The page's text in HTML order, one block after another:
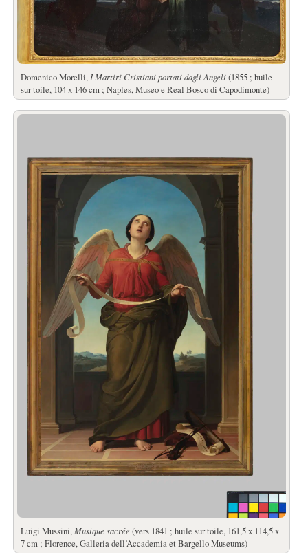
Domenico Morelli, I Martiri Cristiani portati dagli Angeli(1855 ; huile
sur toile, 104 x 146 cm ; Naples, Museo e Real Bosco di Capodimonte)
Luigi Mussini,Musique sacrée (vers 1841 ; huile sur toile, 161,5 x 114,5 x
7 cm ; Florence, Galleria dell’Accademia et Bargello Museums)